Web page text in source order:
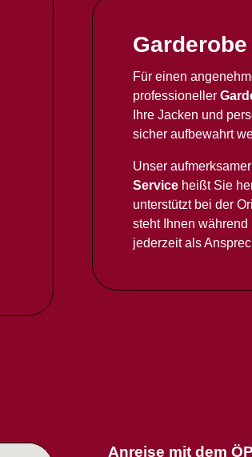
Für einen
professioneller
Ihre Jacken und
sicher aufbewahrt
Unser
Service heißt Sie
unterstützt bei der
steht Ihnen
jederzeit als
Anreise mit dem